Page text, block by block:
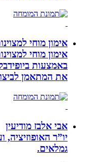
אימון מוחי למצוינות
אימון מוחי למצוינות,
את המתאמן לביצועי
אבי אלבז מודיעין
יו”ר האופוזיציה,
גמלאים.